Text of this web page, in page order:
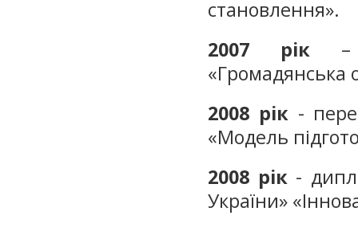
становлення».
2007
рік –
«Громадянська
2008 рік-
«Модель
2008 рік-
України»